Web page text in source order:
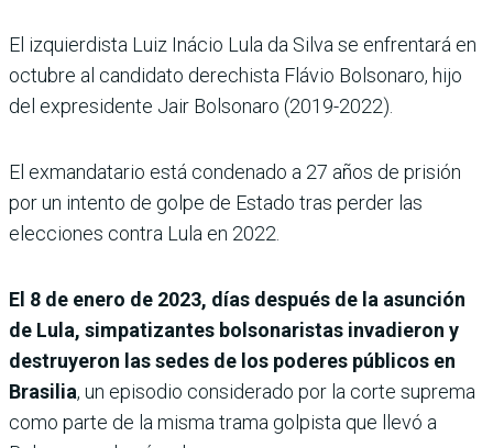
El izquierdista Luiz Inácio Lula da Silva se enfrentará en
octubre al candidato derechista Flávio Bolsonaro, hijo
del expresidente Jair Bolsonaro (2019-2022).
El exmandatario está condenado a 27 años de prisión
por un intento de golpe de Estado tras perder las
elecciones contra Lula en 2022.
El 8 de enero de 2023, días después de la asunción
de Lula, simpatizantes bolsonaristas invadieron y
destruyeron las sedes de los poderes públicos en
Brasilia, un episodio considerado por la corte suprema
como parte de la misma trama golpista que llevó a